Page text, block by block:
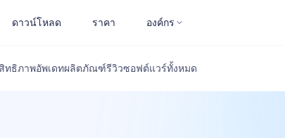
ดาวน์โหลด ราคา องค์กร
ทธิภาพอัพเดทผลิตภัณฑ์รีวิวซอฟต์แวร์ทั้งหมด